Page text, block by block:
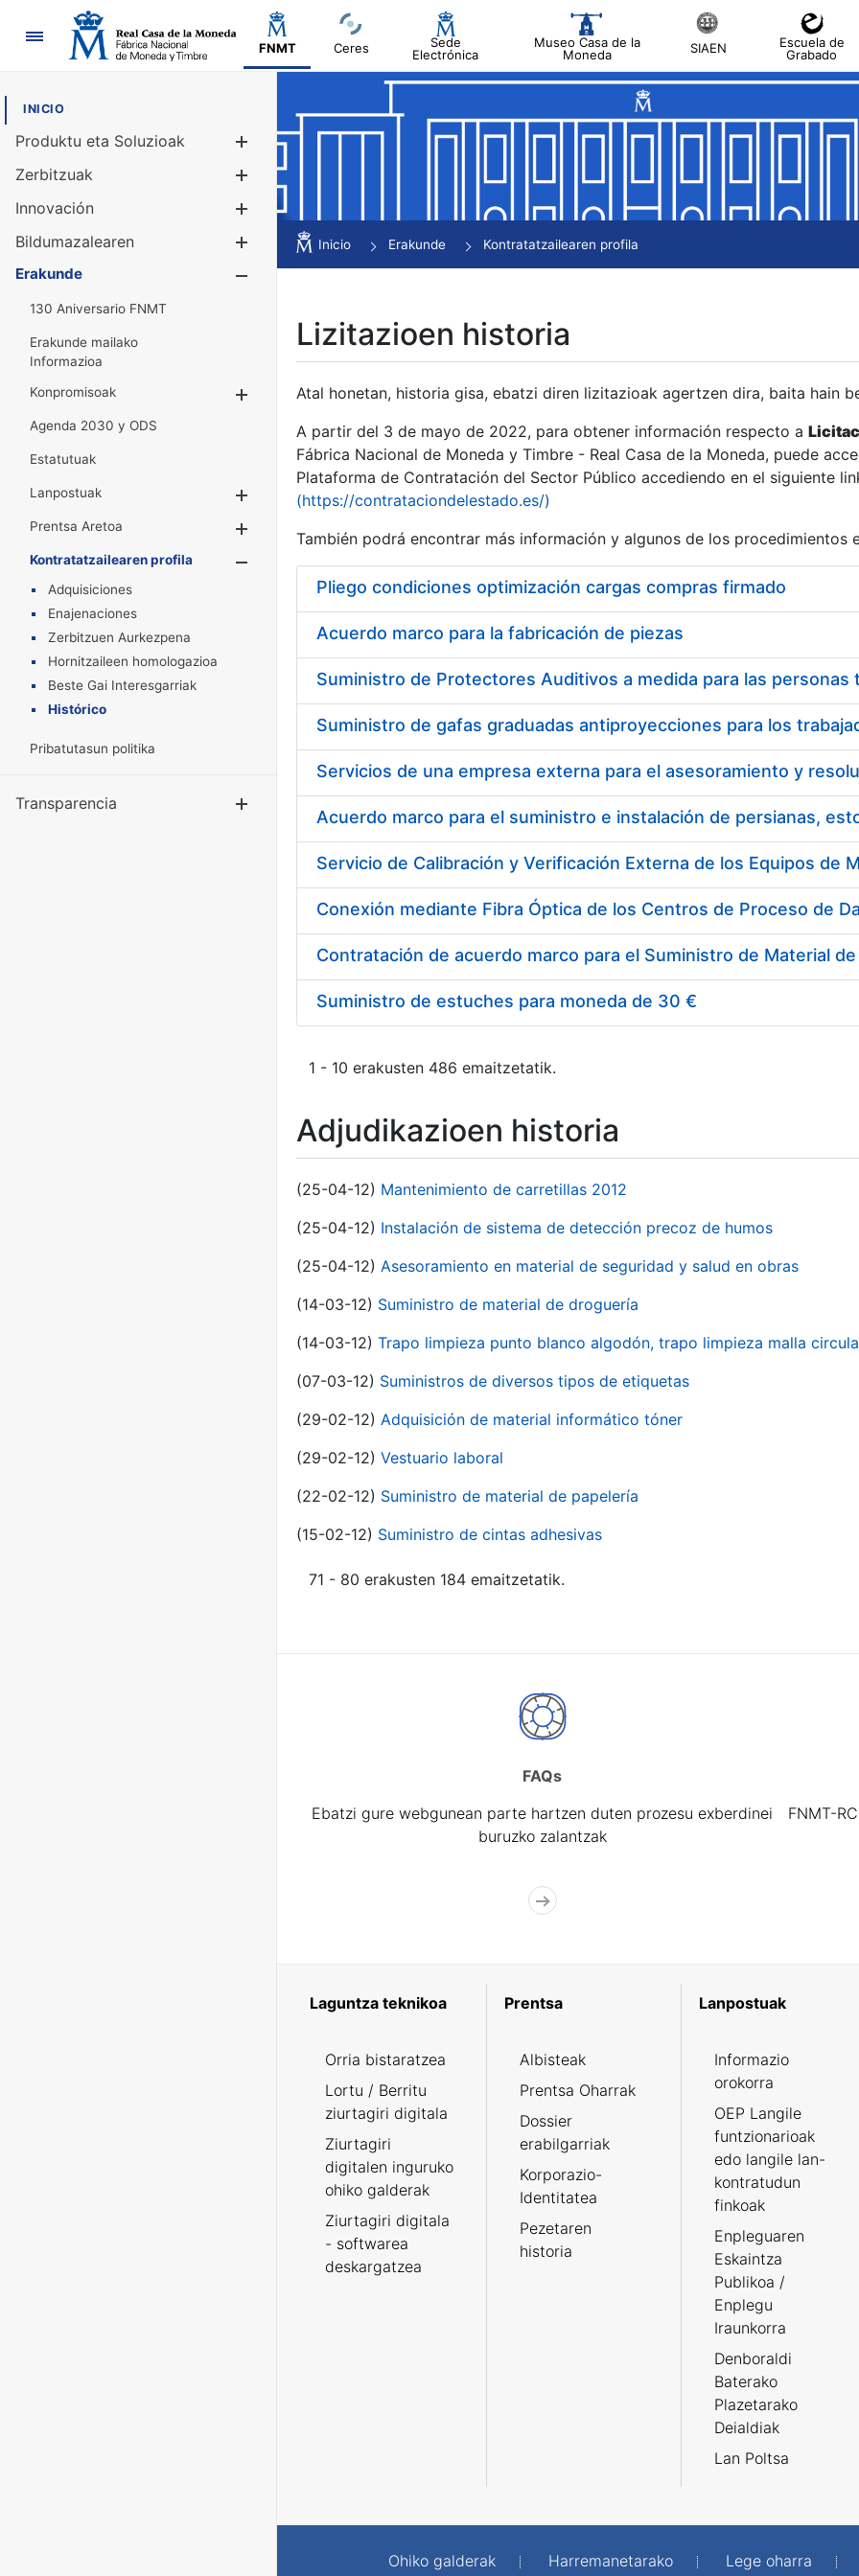
Nabigazioa
FNMT Ceres
Sede
Electrónica
Museo Casa de la
Moneda
SIAEN
Escuela de
Grabado
INICIO
Produktu eta Soluzioak
Erakutsi/Ezkutatu
Zerbitzuak
Innovación
Bildumazalearen
Erakutsi/Ezkutatu
Erakunde
130 Aniversario FNMT
Erakunde mailako
Informazioa
Konpromisoak
Erakutsi/Ezkutatu
Agenda 2030 y ODS
Estatutuak
Lanpostuak
Erakutsi/Ezkutatu
Prentsa Aretoa
Erakutsi/Ezkutatu
Kontratatzailearen profila
Erakutsi/Ezkutatu
Adquisiciones
Enajenaciones
Zerbitzuen Aurkezpena
Hornitzaileen homologazioa
Beste Gai Interesgarriak
Histórico
Pribatutasun politika
Transparencia Erakutsi/Ezkutatu
Inicio Erakunde Kontratatzailearen profila
Lizitazioen historia
Atal honetan, historia gisa, ebatzi diren lizitazioak agertzen dira, baita hain
A partir del 3 de mayo de 2022, para obtener información respecto a
Fábrica Nacional de Moneda y Timbre - Real Casa de la Moneda, puede
Plataforma de Contratación del Sector Público accediendo en el siguiente
(https://contrataciondelestado.es/)
También podrá encontrar más información y algunos de los procedimientos
Pliego condiciones optimización cargas compras firmado
Acuerdo marco para la fabricación de piezas
Acuerdo marco para el suministro e instalación de persianas,
Suministro de estuches para moneda de 30 €
1 - 10 erakusten 486 emaitzetatik.
Adjudikazioen historia
(25-04-12) Mantenimiento de carretillas 2012
(25-04-12) Instalación de sistema de detección precoz de humos
(25-04-12) Asesoramiento en material de seguridad y salud en obras
(14-03-12) Suministro de material de droguería
(14-03-12) Trapo limpieza punto blanco algodón, trapo limpieza malla
(07-03-12) Suministros de diversos tipos de etiquetas
(29-02-12) Adquisición de material informático tóner
(29-02-12) Vestuario laboral
(22-02-12) Suministro de material de papelería
(15-02-12) Suministro de cintas adhesivas
71 - 80 erakusten 184 emaitzetatik.
FAQs
Ebatzi gure webgunean parte hartzen duten prozesu exberdinei
buruzko zalantzak
FNMT-
Laguntza teknikoa
Orria bistaratzea
Lortu / Berritu
ziurtagiri digitala
Ziurtagiri
digitalen inguruko
ohiko galderak
Ziurtagiri digitala
- softwarea
deskargatzea
Prentsa
Albisteak
Prentsa Oharrak
Dossier
erabilgarriak
Korporazio-
Identitatea
Pezetaren
historia
Lanpostuak
Informazio
orokorra
OEP Langile
funtzionarioak
edo langile lan-
kontratudun
finkoak
Enpleguaren
Eskaintza
Publikoa /
Enplegu
Iraunkorra
Denboraldi
Baterako
Plazetarako
Deialdiak
Lan Poltsa
Ohiko galderak Harremanetarako Lege oharra